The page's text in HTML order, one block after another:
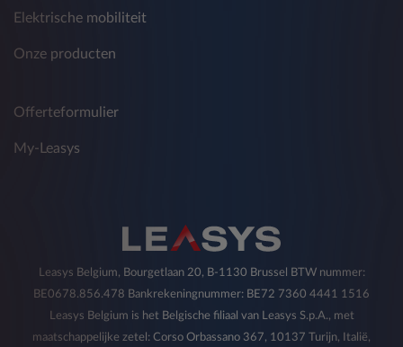
Crédit Agricole Group - ten behoeve van
telemarketing, commerciële informatie, het
verkoopactiviteiten of interactieve
diensten en andere activiteiten met betrekking
dergelijke verwerking is van invloed op de
activiteiten.
U hebt te allen tijde het recht om de eerder
gegeven toestemming met betrekking tot de in
Elektrische mobiliteit
Onze producten
Offerteformulier
My-Leasys
Leasys Belgium, Bourgetlaan 20, B-1130 Brussel BTW nummer:
BE0678.856.478 Bankrekeningnummer: BE72 7360 4441 1516
Leasys Belgium is het Belgische filiaal van Leasys S.p.A., met
maatschappelijke zetel: Corso Orbassano 367, 10137 Turijn, Italië,